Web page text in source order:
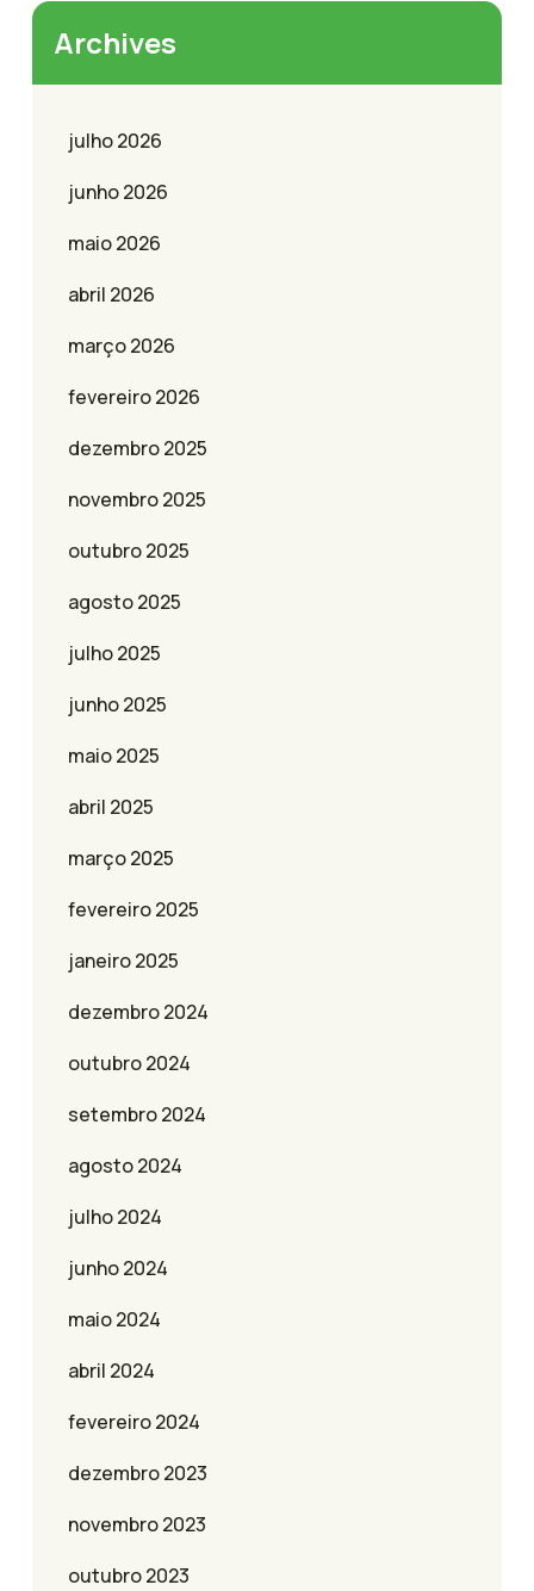
Archives
julho 2026
junho 2026
maio 2026
abril 2026
março 2026
fevereiro 2026
dezembro 2025
novembro 2025
outubro 2025
agosto 2025
julho 2025
junho 2025
maio 2025
abril 2025
março 2025
fevereiro 2025
janeiro 2025
dezembro 2024
outubro 2024
setembro 2024
agosto 2024
julho 2024
junho 2024
maio 2024
abril 2024
fevereiro 2024
dezembro 2023
novembro 2023
outubro 2023